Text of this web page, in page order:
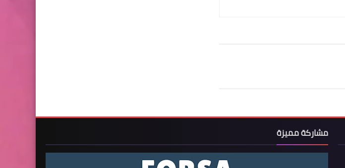
مشاركة مميزة